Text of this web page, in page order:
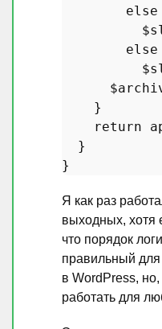
else
else
    }
return
  }
Я как раз
выходных, хотя
что порядок
правильный
в WordPress,
работать для